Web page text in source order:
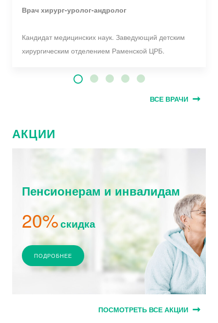
Врач хирург-уролог-андролог
Кандидат медицинских наук. Заведующий детским
хирургическим отделением Раменской ЦРБ.
ВСЕ ВРАЧИ
АКЦИИ
Пенсионерам и инвалидам
20%скидка
ПОДРОБНЕЕ
ПОСМОТРЕТЬ ВСЕ АКЦИИ